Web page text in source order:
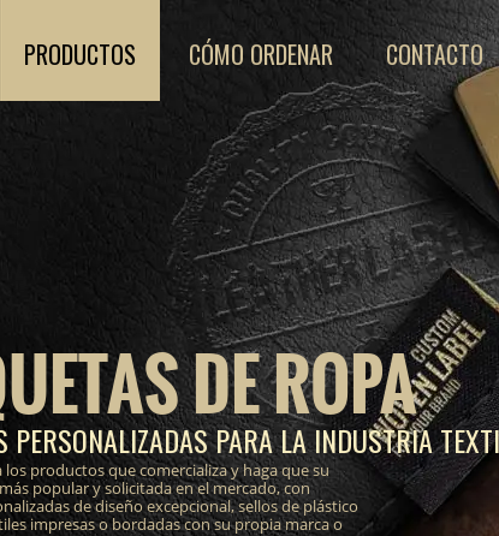
DE ROPA
PERSONALIZADAS PARA LA INDUSTRIA
los productos que comercializa y haga que su
popular y solicitada en el mercado, con
de diseño excepcional, sellos de plástico
impresas o bordadas con su propia marca o
PRODUCTOS CÓMO ORDENAR CONTACTO